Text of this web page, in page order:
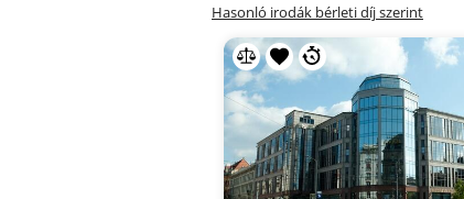
Hasonló irodák bérleti díj szerint